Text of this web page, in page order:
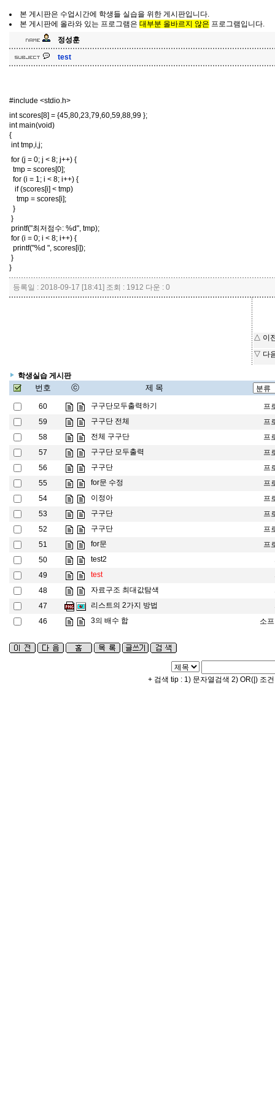
본 게시판은 수업시간에 학생들 실습을 위한 게시판입니다.
본 게시판에 올라와 있는 프로그램은 대부분 올바르지 않은 프로그램입니다.
정성훈
test
#include <stdio.h>
int scores[8] = {45,80,23,79,60,59,88,99 };
int main(void)
{
int tmp,i,j;
for (j = 0; j < 8; j++) {
tmp = scores[0];
for (i = 1; i < 8; i++) {
if (scores[i] < tmp)
tmp = scores[i];
}
}
printf("최저점수: %d", tmp);
for (i = 0; i < 8; i++) {
printf("%d ", scores[i]);
}
}
등록일 : 2018-09-17 [18:41] 조회 : 1912 다운 : 0
△ 이
▽ 다
학생실습 게시판
번호 ⓒ 제 목
60 구구단모두출력하기
프
59
구구단 전체
프
58
전체 구구단
프
57
구구단 모두출력
프
56
구구단
프
55
for문 수정
프
54
이정아
프
53
구구단
프
52
구구단
프
51
for문
프
50
test2
49
test
48
자료구조 최대값탐색
47
리스트의 2가지 방법
46
3의 배수 합 소
+ 검색 tip : 1) 문자열검색 2) OR(|) 조